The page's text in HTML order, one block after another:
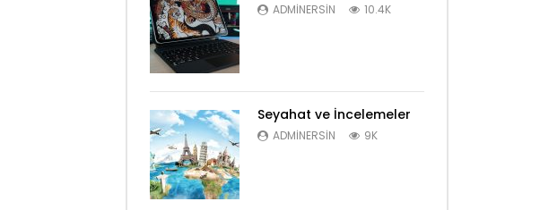
ADMINERSIN 10.4K
Seyahat ve İncelemeler
ADMINERSIN 9K